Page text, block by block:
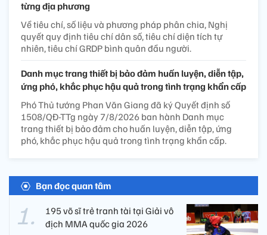
từng địa phương
Về tiêu chí, số liệu và phương pháp phân chia, Nghị
quyết quy định tiêu chí dân số, tiêu chí diện tích tự
nhiên, tiêu chí GRDP bình quân đầu người.
Danh mục trang thiết bị bảo đảm huấn luyện, diễn tập,
ứng phó, khắc phục hậu quả trong tình trạng khẩn cấp
Phó Thủ tướng Phan Văn Giang đã ký Quyết định số
1508/QĐ-TTg ngày 7/8/2026 ban hành Danh mục
trang thiết bị bảo đảm cho huấn luyện, diễn tập, ứng
phó, khắc phục hậu quả trong tình trạng khẩn cấp.
Bạn đọc quan tâm
195 võ sĩ trẻ tranh tài tại Giải vô
địch MMA quốc gia 2026